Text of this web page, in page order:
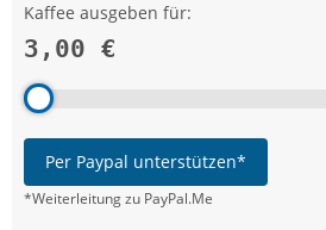
Kaffee ausgeben für:
3,00 €
Per Paypal unterstützen*
*Weiterleitung zu PayPal.Me